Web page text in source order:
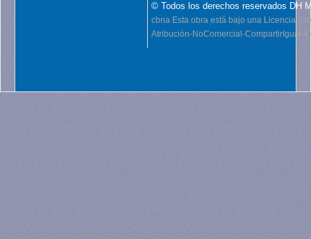
© Todos los derechos reservados DH
cbna Esta obra está bajo una Licencia
Atribución-NoComercial-CompartirIgual